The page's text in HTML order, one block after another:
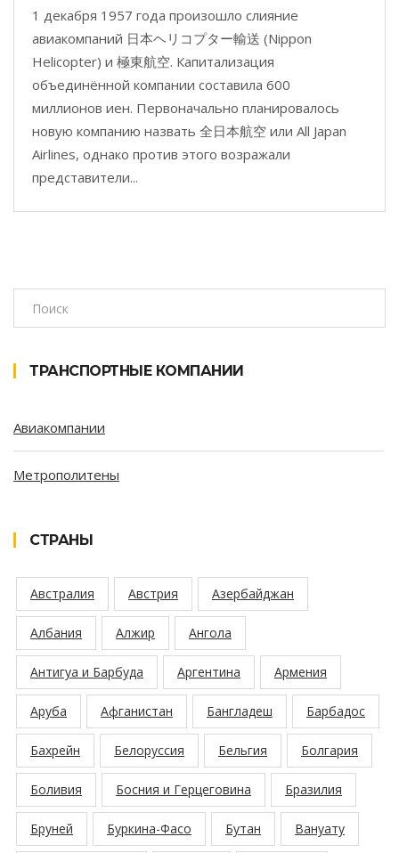
1 декабря 1957 года произошло слияние
авиакомпаний 日本ヘリコプター輸送 (Nippon
Helicopter) и 極東航空. Капитализация
объединённой компании составила 600
миллионов иен. Первоначально планировалось
новую компанию назвать 全日本航空 или All Japan
Airlines, однако против этого возражали
представители...
ТРАНСПОРТНЫЕ КОМПАНИИ
Авиакомпании
Метрополитены
СТРАНЫ
Австралия Австрия Азербайджан
Албания Алжир Ангола
Антигуа и Барбуда Аргентина Армения
Аруба Афганистан Бангладеш Барбадос
Бахрейн Белоруссия Бельгия Болгария
Боливия Босния и Герцеговина Бразилия
Бруней Буркина-Фасо Бутан Вануату